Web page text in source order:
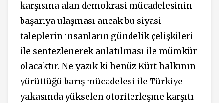
karşısına alan demokrasi mücadelesinin
başarıya ulaşması ancak bu siyasi
taleplerin insanların gündelik çelişkileri
ile sentezlenerek anlatılması ile mümkün
olacaktır. Ne yazık ki henüz Kürt halkının
yürüttüğü barış mücadelesi ile Türkiye
yakasında yükselen otoriterleşme karşıtı